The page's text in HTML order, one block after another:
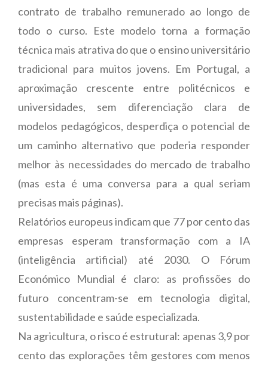
contrato de trabalho remunerado ao longo de
todo o curso. Este modelo torna a formação
técnica mais atrativa do que o ensino universitário
tradicional para muitos jovens. Em Portugal, a
aproximação crescente entre politécnicos e
universidades, sem diferenciação clara de
modelos pedagógicos, desperdiça o potencial de
um caminho alternativo que poderia responder
melhor às necessidades do mercado de trabalho
(mas esta é uma conversa para a qual seriam
precisas mais páginas).
Relatórios europeus indicam que 77 por cento das
empresas esperam transformação com a IA
(inteligência artificial) até 2030. O Fórum
Económico Mundial é claro: as profissões do
futuro concentram-se em tecnologia digital,
sustentabilidade e saúde especializada.
Na agricultura, o risco é estrutural: apenas 3,9 por
cento das explorações têm gestores com menos